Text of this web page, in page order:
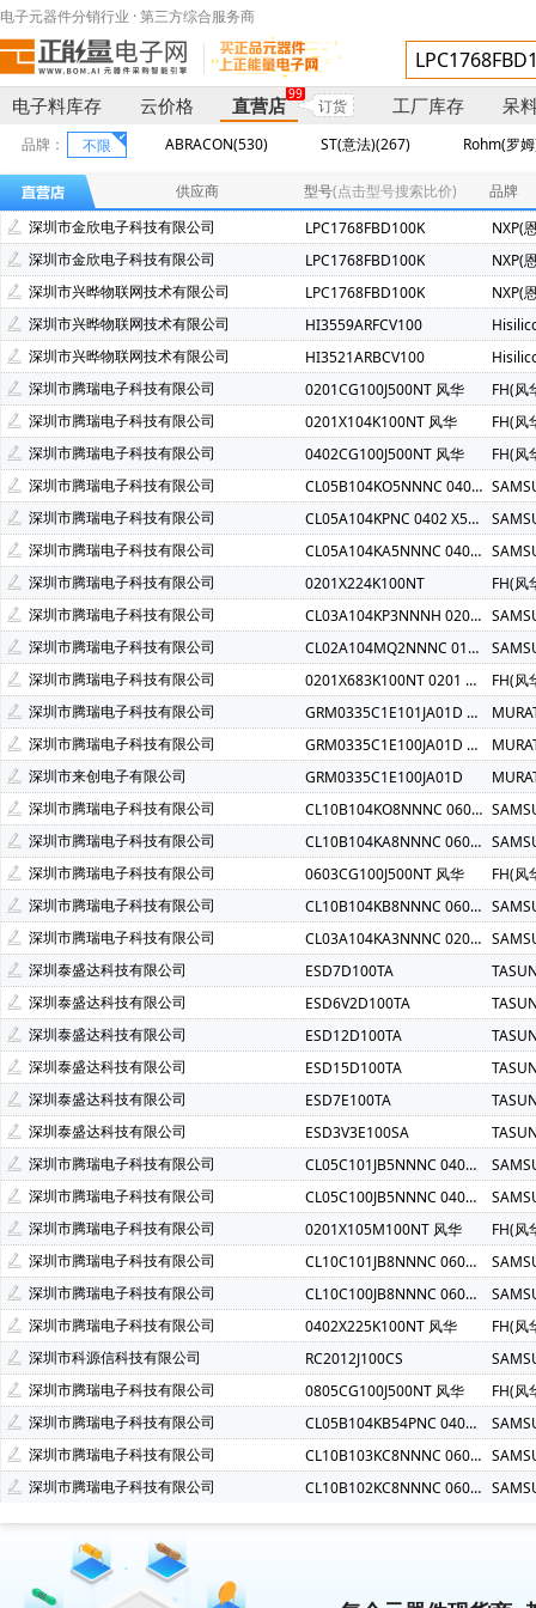
电子元器件分销行业 · 第三方综合服务商
电子料库存 云价格 直营店
99
订货 工厂库存 呆
品牌： 不限 ABRACON(530) ST(意法)(267)
Rohm(罗
Nexperia(安世)(41)
UniOhm(厚声)(23)
Lattice(莱迪斯)(22)
XILINX(赛灵思
Cyntec(乾坤)(14)
ADI(亚德诺)(13)
MURATA(村田)(12)
TOSHIBA(东芝)(9)
TA-I(台湾大毅)(8)
RALEC(旺诠)(6)
Amphenol(安费诺)(4)
Freescale(飞思卡尔)(4)
gotrend(高创科技)(4)
ACTEL(爱特)(4)
SEA&LAND(台
NEC(日电电子)(3)
EPCOS(爱普科斯)(3)
SHOU HAN(首
Innovasic Semiconductor(2)
Kingston(金士顿)(2)
WALSIN(华新科技)(2)
TAI-TECH(台庆)(2)
PADAUK(应
Broadcom(博通)(1)
Chilisin(奇力新)(1)
Echelon
KDS(大真空)(1)
Laird(莱尔德)(1)
LITEON(台湾光宝)(1)
RICOH(理光)(1)
SHINDENGEN(新电元)(1)
SIBA(1)
Y.S. TECH(YEN SUN TECHNOLOGY)(1)
LSI(艾萨华)(1)
AGM-Semi(芯控源)(1)
ATC Diversified(1)
供应商 型号(点击型号搜索比价)
品牌
深圳市金欣电子科技有限公司
LPC1768FBD100K
NXP(
深圳市金欣电子科技有限公司
LPC1768FBD100K
NXP(
深圳市兴晔物联网技术有限公司
LPC1768FBD100K
NXP(
深圳市兴晔物联网技术有限公司
HI3559ARFCV100
深圳市兴晔物联网技术有限公司
HI3521ARBCV100
深圳市腾瑞电子科技有限公司
0201CG100J500NT 风华
FH(风
深圳市腾瑞电子科技有限公司
0201X104K100NT 风华
FH(风
深圳市腾瑞电子科技有限公司
0402CG100J500NT 风华
FH(风
深圳市腾瑞电子科技有限公司
CL05B104KO5NNNC 0402 X7R 100NF 16V
深圳市腾瑞电子科技有限公司
CL05A104KPNC 0402 X5R 100NF 10V
深圳市腾瑞电子科技有限公司
CL05A104KA5NNNC 0402 X5R 100NF 25V
深圳市腾瑞电子科技有限公司
0201X224K100NT
FH(风
深圳市腾瑞电子科技有限公司
CL03A104KP3NNNH 0201 X5R 100NF 10V
深圳市腾瑞电子科技有限公司
CL02A104MQ2NNNC 01005 X5R 100NF 6.3V
深圳市腾瑞电子科技有限公司
0201X683K100NT 0201 683K 10V 风华
FH(风
深圳市腾瑞电子科技有限公司
GRM0335C1E101JA01D 0201 NPO 100P 25V
深圳市腾瑞电子科技有限公司
GRM0335C1E100JA01D 0201 NPO 10P 25V
深圳市来创电子有限公司
GRM0335C1E100JA01D
深圳市腾瑞电子科技有限公司
CL10B104KO8NNNC 0603 X7R 100NF 16V
深圳市腾瑞电子科技有限公司
CL10B104KA8NNNC 0603 X7R 100NF 25V
深圳市腾瑞电子科技有限公司
0603CG100J500NT 风华
FH(风
深圳市腾瑞电子科技有限公司
CL10B104KB8NNNC 0603 X7R 100NF 50V
深圳市腾瑞电子科技有限公司
CL03A104KA3NNNC 0201 X5R 100NF 25V
深圳泰盛达科技有限公司
ESD7D100TA
深圳泰盛达科技有限公司
ESD6V2D100TA
深圳泰盛达科技有限公司
ESD12D100TA
深圳泰盛达科技有限公司
ESD15D100TA
深圳泰盛达科技有限公司
ESD7E100TA
深圳泰盛达科技有限公司
ESD3V3E100SA
深圳市腾瑞电子科技有限公司
CL05C101JB5NNNC 0402 COG 100PF 50V
深圳市腾瑞电子科技有限公司
CL05C100JB5NNNC 0402 COG 10PF 50V
深圳市腾瑞电子科技有限公司
0201X105M100NT 风华
FH(风
深圳市腾瑞电子科技有限公司
CL10C101JB8NNNC 0603 COG 100PF 50V
深圳市腾瑞电子科技有限公司
CL10C100JB8NNNC 0603 COG 10PF 50V
深圳市腾瑞电子科技有限公司
0402X225K100NT 风华
FH(风
深圳市科源信科技有限公司
RC2012J100CS
深圳市腾瑞电子科技有限公司
0805CG100J500NT 风华
FH(风
深圳市腾瑞电子科技有限公司
CL05B104KB54PNC 0402 X7R 100NF 50V
深圳市腾瑞电子科技有限公司
CL10B103KC8NNNC 0603 X7R 10NF 100V
深圳市腾瑞电子科技有限公司
CL10B102KC8NNNC 0603 X7R 1NF 100V